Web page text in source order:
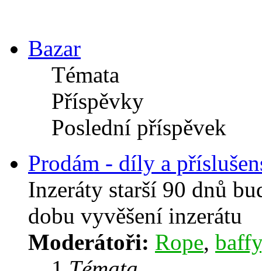
Bazar
Témata
Příspěvky
Poslední příspěvek
Prodám - díly a
Inzeráty starší 90 dnů
dobu vyvěšení inzerátu
Moderátoři: Rope, baffy